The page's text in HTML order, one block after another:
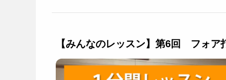
【みんなのレッスン】第6回 フォア